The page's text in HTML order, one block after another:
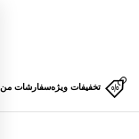
تخفیفات ویژهسفارشات من